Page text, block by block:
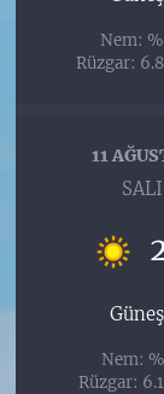
Nem:
Rüzgar:
11
SALI
Nem:
Rüzgar: